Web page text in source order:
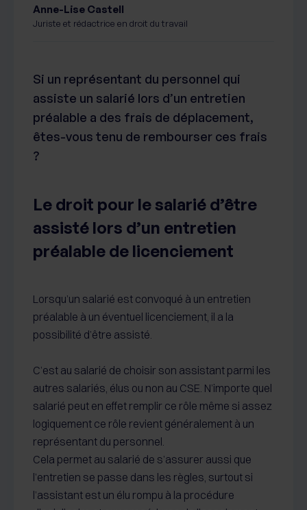
Si un représentant du personnel qui
assiste un salarié lors d’un entretien
préalable a des frais de déplacement,
êtes-vous tenu de rembourser ces frais
?
Le droit pour le salarié d’être
assisté lors d’un entretien
préalable de licenciement
Lorsqu’un salarié est convoqué à un entretien
préalable à un éventuel licenciement, il a la
possibilité d’être assisté.
C’est au salarié de choisir son assistant parmi les
autres salariés, élus ou non au CSE. N’importe quel
salarié peut en effet remplir ce rôle même si assez
logiquement ce rôle revient généralement à un
représentant du personnel.
Cela permet au salarié de s’assurer aussi que
l’entretien se passe dans les règles, surtout si
l’assistant est un élu rompu à la procédure
Anne-Lise Castell
Juriste et rédactrice en droit du travail